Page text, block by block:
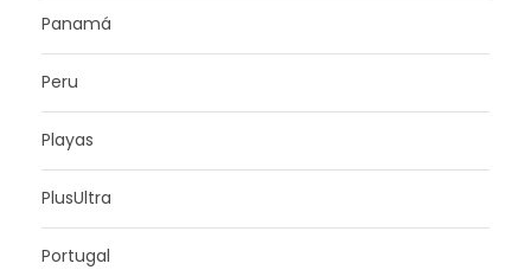
Panamá
Peru
Playas
PlusUltra
Portugal